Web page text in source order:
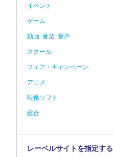
イベント
ゲーム
動画･音楽･音声
スクール
フェア・キャンペーン
アニメ
映像ソフト
総合
レーベルサイトを指定する